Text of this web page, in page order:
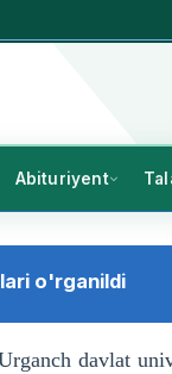
Abituriyent
o'rganildi
davlat